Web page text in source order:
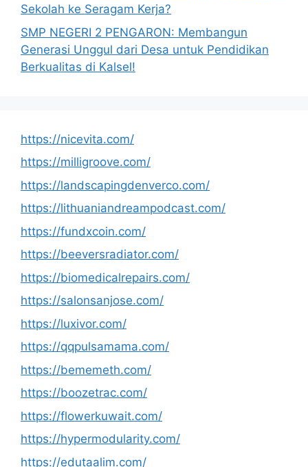
Sekolah ke Seragam Kerja?
SMP NEGERI 2 PENGARON: Membangun
Generasi Unggul dari Desa untuk Pendidikan
Berkualitas di Kalsel!
https://nicevita.com/
https://milligroove.com/
https://landscapingdenverco.com/
https://lithuaniandreampodcast.com/
https://fundxcoin.com/
https://beeversradiator.com/
https://biomedicalrepairs.com/
https://salonsanjose.com/
https://luxivor.com/
https://qqpulsamama.com/
https://bememeth.com/
https://boozetrac.com/
https://flowerkuwait.com/
https://hypermodularity.com/
https://edutaalim.com/